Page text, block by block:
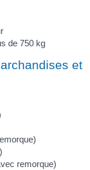
de 750 kg
et
remorque)